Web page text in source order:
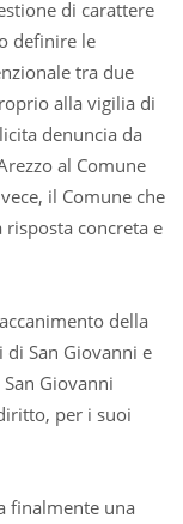
di carattere
definire le
tra due
alla vigilia di
denuncia da
al Comune
il Comune che
concreta e
della
San Giovanni e
Giovanni
per i suoi
finalmente una